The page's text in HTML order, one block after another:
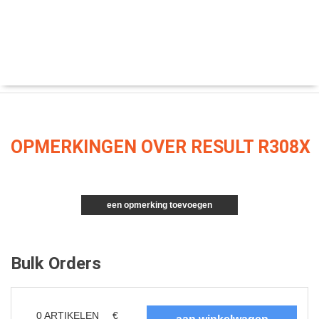
OPMERKINGEN OVER RESULT R308X
een opmerking toevoegen
Bulk Orders
0ARTIKELEN
€